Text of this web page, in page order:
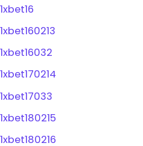
1xbet16
1xbet160213
1xbet16032
1xbet170214
1xbet17033
1xbet180215
1xbet180216